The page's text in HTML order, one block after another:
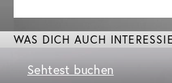
WAS DICH AUCH
Sehtest buchen